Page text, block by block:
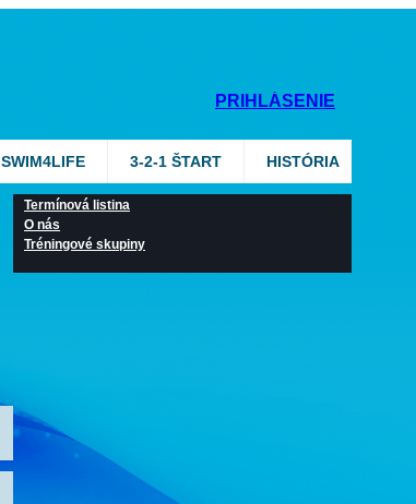
PRIHLÁSENIE
SWIM4LIFE 3-2-1 ŠTART HISTÓRIA
Termínová listina
O nás
Tréningové skupiny